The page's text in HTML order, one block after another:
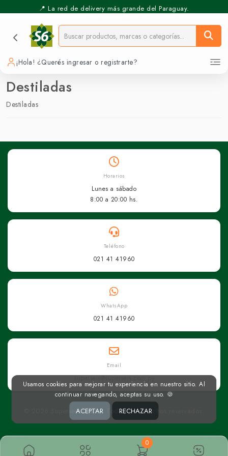
📍 La red de delivery más grande del Paraguay.
¡Hola! ¿Querés ingresar o registrarte?
Destiladas
Destiladas
0
Horarios
Lunes a sábado
8:00 a 20:00 hs.
Teléfono
021 41 41960
WhatsApp
021 41 41960
Email
superseis@superseis.com.py
© 2026 Superseis Online. Todos los derechos reservados.
Usamos cookies para mejorar tu experiencia en nuestro sitio. Al
continuar navegando, aceptas su uso. 🍪
ACEPTAR RECHAZAR